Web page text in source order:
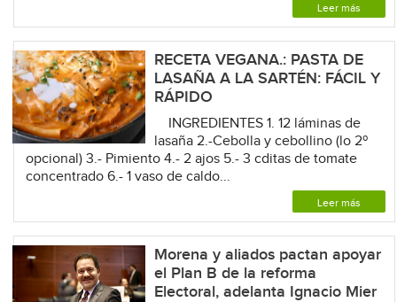
Leer más
RECETA VEGANA.: PASTA DE
LASAÑA A LA SARTÉN: FÁCIL Y
RÁPIDO
INGREDIENTES 1. 12 láminas de
lasaña 2.-Cebolla y cebollino (lo 2º
opcional) 3.- Pimiento 4.- 2 ajos 5.- 3 cditas de tomate
concentrado 6.- 1 vaso de caldo...
Leer más
Morena y aliados pactan apoyar
el Plan B de la reforma
Electoral, adelanta Ignacio Mier